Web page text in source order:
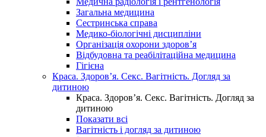
Загальна медицина
Сестринська справа
Медико-біологічні дисципліни
Організація охорони здоров’я
Відбудовна та реабілітаційна медицина
Гігієна
Краса. Здоров’я. Секс. Вагітність. Догляд за
дитиною
Краса. Здоров’я. Секс. Вагітність. Догляд за
дитиною
Показати всі
Вагітність і догляд за дитиною